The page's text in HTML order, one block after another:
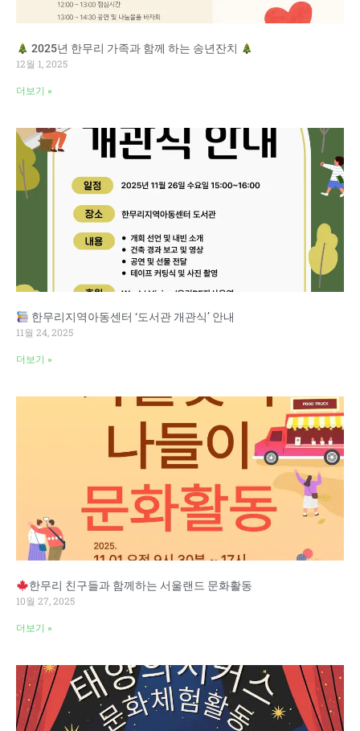
2025년 한무리 가족과 함께 하는 송년잔치
12월 1, 2025
더보기 »
한무리지역아동센터 ‘도서관 개관식’ 안내
11월 24, 2025
더보기 »
한무리 친구들과 함께하는 서울랜드 문화활동
10월 27, 2025
더보기 »